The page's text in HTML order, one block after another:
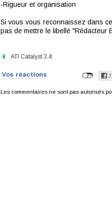
-Rigueur et organisation
Si vous vous reconnaissez dans
pas de mettre le libellé "Rédacteur
ATI Catalyst 3.4
Vos réactions
Les commentaires ne sont pas autorisés